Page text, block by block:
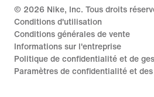
© 2026 Nike, Inc. Tous droits
Conditions d'utilisation
Conditions générales de vente
Informations sur l'entreprise
Politique de confidentialité et de
Paramètres de confidentialité et